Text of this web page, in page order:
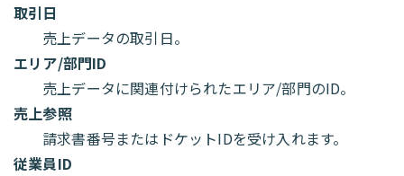
取引日
売上データの取引日。
エリア/部門ID
売上データに関連付けられたエリア/部門のID。
売上参照
請求書番号またはドケットIDを受け入れます。
従業員ID